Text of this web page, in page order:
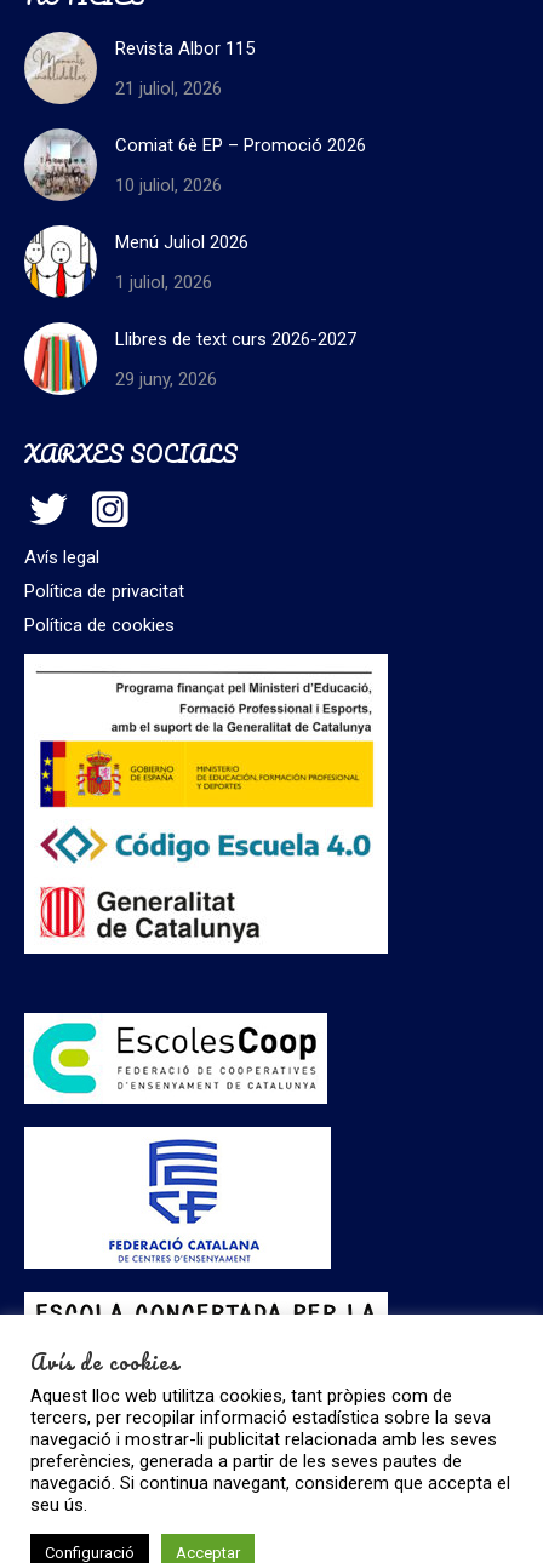
Revista Albor 115
21 juliol, 2026
Comiat 6è EP – Promoció 2026
10 juliol, 2026
Menú Juliol 2026
1 juliol, 2026
Llibres de text curs 2026-2027
29 juny, 2026
XARXES SOCIALS
Avís legal
Política de privacitat
Política de cookies
Avís de cookies
Aquest lloc web utilitza cookies, tant pròpies com de
tercers, per recopilar informació estadística sobre la seva
navegació i mostrar-li publicitat relacionada amb les seves
preferències, generada a partir de les seves pautes de
navegació. Si continua navegant, considerem que accepta el
seu ús.
Configuració Acceptar